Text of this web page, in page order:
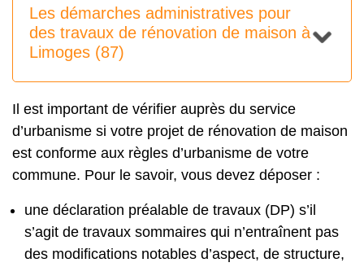
Les démarches administratives pour
des travaux de rénovation de maison à
Limoges (87)
Il est important de vérifier auprès du service
d’urbanisme si votre projet de rénovation de maison
est conforme aux règles d’urbanisme de votre
commune. Pour le savoir, vous devez déposer :
une déclaration préalable de travaux (DP) s’il
s’agit de travaux sommaires qui n’entraînent pas
des modifications notables d’aspect, de structure,